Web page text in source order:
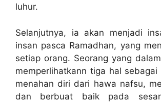
luhur.
Selanjutnya, ia akan menjadi
insan pasca Ramadhan, yang
setiap orang. Seorang yang
memperlihatkann tiga hal sebagai
menahan diri dari hawa nafsu,
dan berbuat baik pada